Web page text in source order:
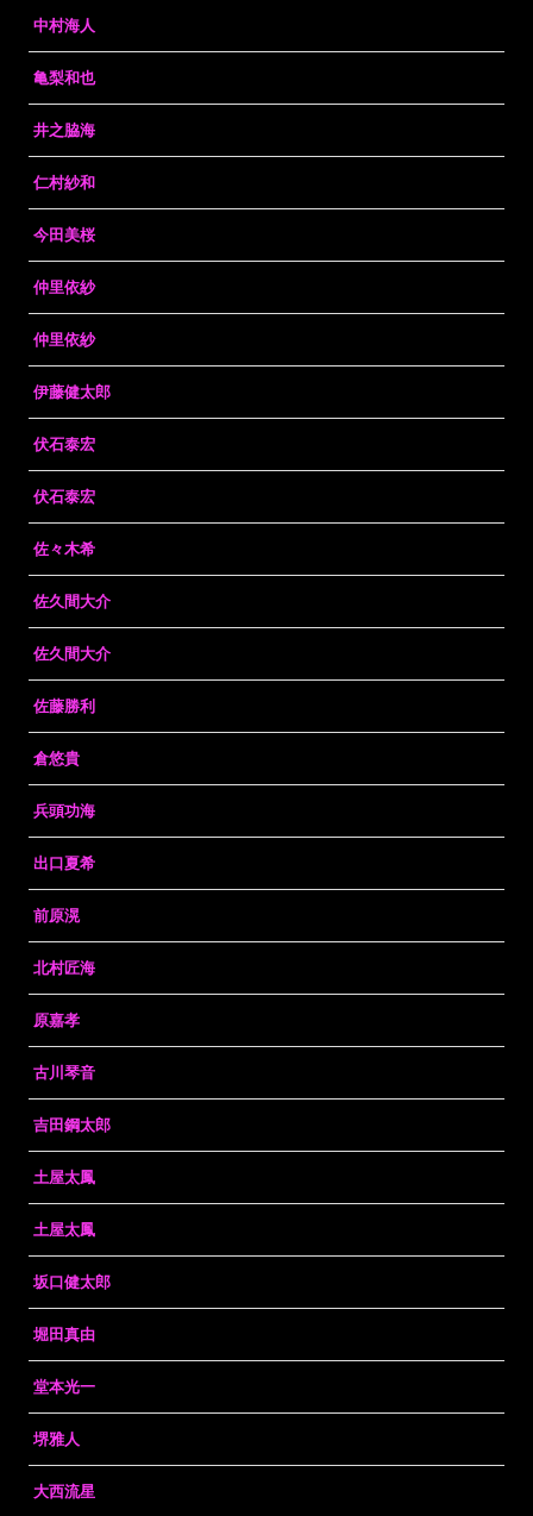
中村海人
亀梨和也
井之脇海
仁村紗和
今田美桜
仲里依紗
仲里依紗
伊藤健太郎
伏石泰宏
伏石泰宏
佐々木希
佐久間大介
佐久間大介
佐藤勝利
倉悠貴
兵頭功海
出口夏希
前原滉
北村匠海
原嘉孝
古川琴音
吉田鋼太郎
土屋太鳳
土屋太鳳
坂口健太郎
堀田真由
堂本光一
堺雅人
大西流星